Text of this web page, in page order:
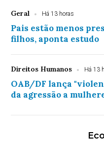
Geral Há 13 horas
Pais estão menos
filhos, aponta estudo
Direitos Humanos Há 13
OAB/DF lança
da agressão a